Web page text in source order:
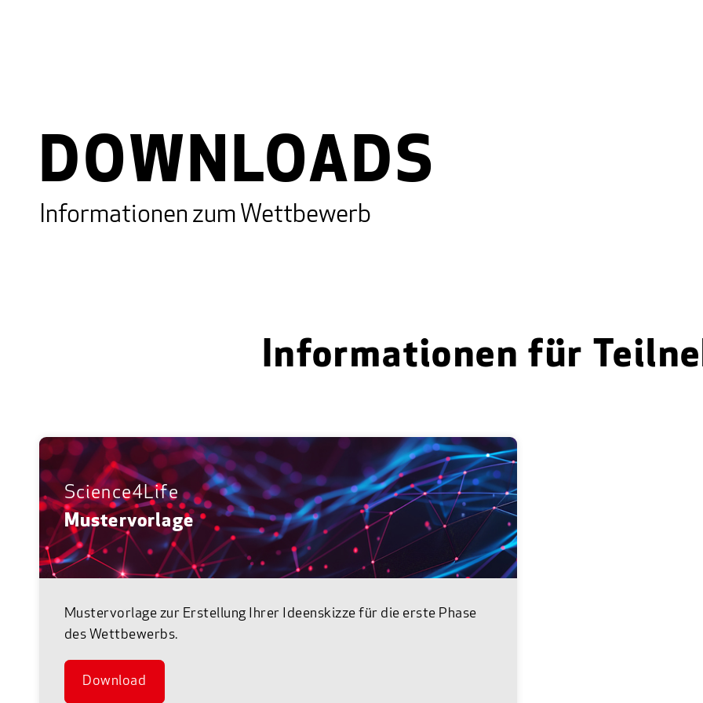
DOWNLOADS
Informationen zum Wettbewerb
Informationen für
Science4Life
Mustervorlage
Mustervorlage zur Erstellung Ihrer Ideenskizze für die erste Phase
des Wettbewerbs.
Download